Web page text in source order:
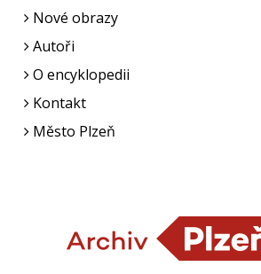
Nové obrazy
Autoři
O encyklopedii
Kontakt
Město Plzeň